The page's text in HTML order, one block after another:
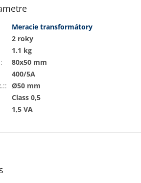
Meracie transformátory
2 roky
1.1 kg
:
80x50 mm
400/5A
: Ø50 mm
Class 0,5
1,5 VA